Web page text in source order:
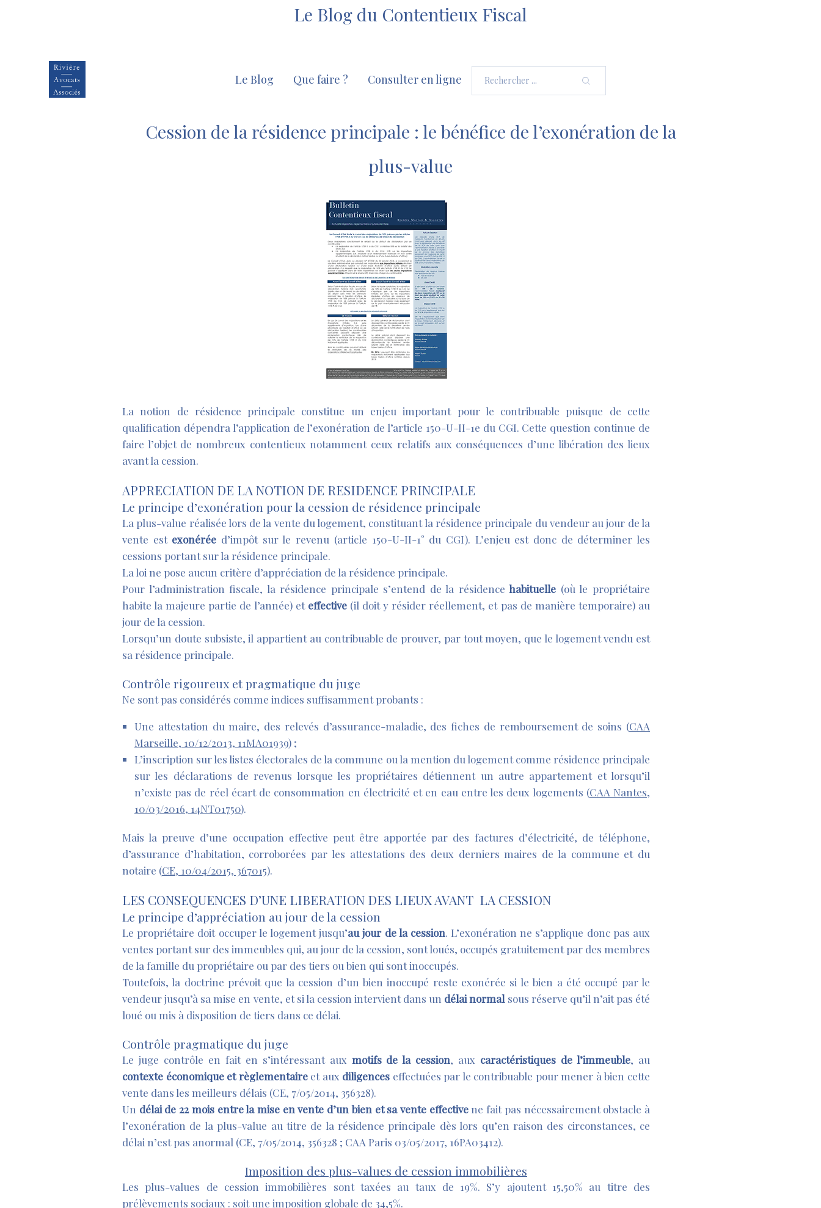
Le Blog du Contentieux Fiscal
Le Blog Que faire ? Consulter en ligne
Cession de la résidence principale : le bénéfice de l’exonération de la
plus-value
La notion de résidence principale constitue un enjeu important pour le contribuable puisque de cette
qualification dépendra l’application de l’exonération de l’article 150-U-II-1e du CGI. Cette question continue de
faire l’objet de nombreux contentieux notamment ceux relatifs aux conséquences d’une libération des lieux
avant la cession.
APPRECIATION DE LA NOTION DE RESIDENCE PRINCIPALE
Le principe d’exonération pour la cession de résidence principale
La plus-value réalisée lors de la vente du logement, constituant la résidence principale du vendeur au jour de la
vente est exonérée d’impôt sur le revenu (article 150-U-II-1° du CGI). L’enjeu est donc de déterminer les
cessions portant sur la résidence principale.
La loi ne pose aucun critère d’appréciation de la résidence principale.
Pour l’administration fiscale, la résidence principale s’entend de la résidence habituelle (où le propriétaire
habite la majeure partie de l’année) et effective(il doit y résider réellement, et pas de manière temporaire) au
jour de la cession.
Lorsqu’un doute subsiste, il appartient au contribuable de prouver, par tout moyen, que le logement vendu est
sa résidence principale.
Contrôle rigoureux et pragmatique du juge
Ne sont pas considérés comme indices suffisamment probants :
Une attestation du maire, des relevés d’assurance-maladie, des fiches de remboursement de soins (CAA
Marseille, 10/12/2013, 11MA01939) ;
L’inscription sur les listes électorales de la commune ou la mention du logement comme résidence principale
sur les déclarations de revenus lorsque les propriétaires détiennent un autre appartement et lorsqu’il
n’existe pas de réel écart de consommation en électricité et en eau entre les deux logements (CAA Nantes,
10/03/2016, 14NT01750).
Mais la preuve d’une occupation effective peut être apportée par des factures d’électricité, de téléphone,
d’assurance d’habitation, corroborées par les attestations des deux derniers maires de la commune et du
notaire (CE, 10/04/2015, 367015).
LES CONSEQUENCES D’UNE LIBERATION DES LIEUX AVANT LA CESSION
Le principe d’appréciation au jour de la cession
Le propriétaire doit occuper le logement jusqu’au jour de la cession. L’exonération ne s’applique donc pas aux
ventes portant sur des immeubles qui, au jour de la cession, sont loués, occupés gratuitement par des membres
de la famille du propriétaire ou par des tiers ou bien qui sont inoccupés.
Toutefois, la doctrine prévoit que la cession d’un bien inoccupé reste exonérée si le bien a été occupé par le
vendeur jusqu’à sa mise en vente, et si la cession intervient dans un délai normal sous réserve qu’il n’ait pas été
loué ou mis à disposition de tiers dans ce délai.
Contrôle pragmatique du juge
Le juge contrôle en fait en s’intéressant aux motifs de la cession, aux caractéristiques de l’immeuble, au
contexte économique et règlementaireet aux diligences effectuées par le contribuable pour mener à bien cette
vente dans les meilleurs délais (CE, 7/05/2014, 356328).
Un délai de 22 mois entre la mise en vente d’un bien et sa vente effectivene fait pas nécessairement obstacle à
l’exonération de la plus-value au titre de la résidence principale dès lors qu’en raison des circonstances, ce
délai n’est pas anormal (CE, 7/05/2014, 356328 ; CAA Paris 03/05/2017, 16PA03412).
Imposition des plus-values de cession immobilières
Les plus-values de cession immobilières sont taxées au taux de 19%. S’y ajoutent 15,50% au titre des
prélèvements sociaux : soit une imposition globale de 34,5%.